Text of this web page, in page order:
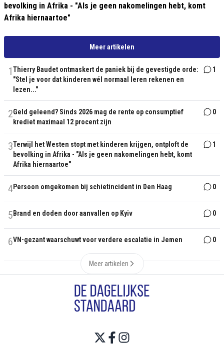
bevolking in Afrika - "Als je geen nakomelingen hebt, komt
Afrika hiernaartoe"
Meer artikelen
1Thierry Baudet ontmaskert de paniek bij de gevestigde orde:
"Stel je voor dat kinderen wél normaal leren rekenen en
lezen..."
1
2Geld geleend? Sinds 2026 mag de rente op consumptief
krediet maximaal 12 procent zijn
0
3Terwijl het Westen stopt met kinderen krijgen, ontploft de
bevolking in Afrika - "Als je geen nakomelingen hebt, komt
Afrika hiernaartoe"
1
4Persoon omgekomen bij schietincident in Den Haag 0
5 Brand en doden door aanvallen op Kyiv 0
6VN-gezant waarschuwt voor verdere escalatie in Jemen 0
Meer artikelen